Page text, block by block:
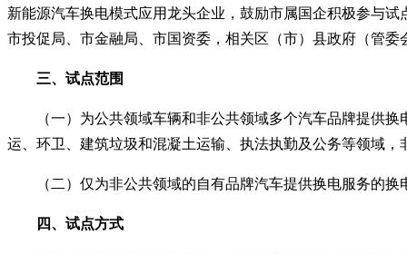
新能源汽车换电模式应用龙头企业，鼓励市属国企积极参与
市投促局、市金融局、市国资委，相关区（市）县政府（管
三、试点范围
（一）为公共领域车辆和非公共领域多个汽车品牌提供换
运、环卫、建筑垃圾和混凝土运输、执法执勤及公务等领域
（二）仅为非公共领域的自有品牌汽车提供换电服务的换
四、试点方式